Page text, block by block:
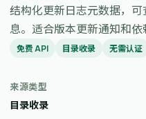
结构化更新日志元数据，
息。适合版本更新通知和依
免费 API 目录收录 无需认证
来源类型
目录收录